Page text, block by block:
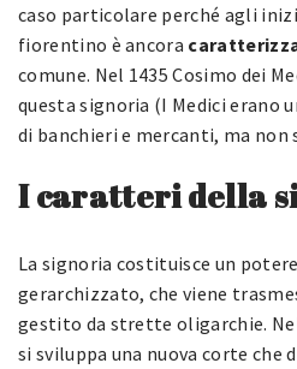
caso particolare perché agli
fiorentino è ancora
comune. Nel 1435 Cosimo dei
questa signoria (I Medici erano
di banchieri e mercanti, ma
I caratteri della
La signoria costituisce un
gerarchizzato, che viene
gestito da strette oligarchie.
si sviluppa una nuova corte che